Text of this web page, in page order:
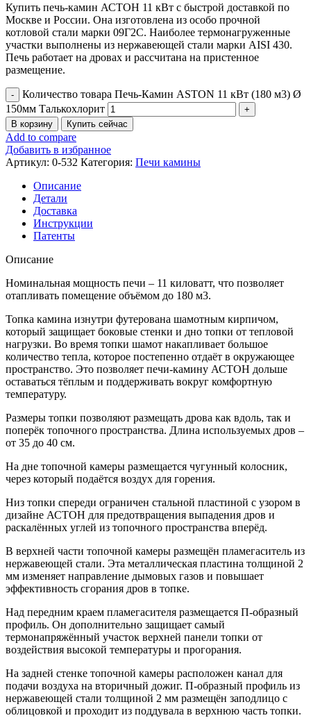
Купить печь-камин АСТОН 11 кВт с быстрой доставкой по
Москве и России. Она изготовлена из особо прочной
котловой стали марки 09Г2С. Наиболее термонагруженные
участки выполнены из нержавеющей стали марки AISI 430.
Печь работает на дровах и рассчитана на пристенное
размещение.
Количество товара Печь-Камин ASTON 11 кВт (180 м3) Ø
150мм Талькохлорит
В корзину Купить сейчас
Add to compare
Добавить в избранное
Артикул: 0-532 Категория: Печи камины
Описание
Детали
Доставка
Инструкции
Патенты
Описание
Номинальная мощность печи – 11 киловатт, что позволяет
отапливать помещение объёмом до 180 м3.
Топка камина изнутри футерована шамотным кирпичом,
который защищает боковые стенки и дно топки от тепловой
нагрузки. Во время топки шамот накапливает большое
количество тепла, которое постепенно отдаёт в окружающее
пространство. Это позволяет печи-камину АСТОН дольше
оставаться тёплым и поддерживать вокруг комфортную
температуру.
Размеры топки позволяют размещать дрова как вдоль, так и
поперёк топочного пространства. Длина используемых дров –
от 35 до 40 см.
На дне топочной камеры размещается чугунный колосник,
через который подаётся воздух для горения.
Низ топки спереди ограничен стальной пластиной с узором в
дизайне АСТОН для предотвращения выпадения дров и
раскалённых углей из топочного пространства вперёд.
В верхней части топочной камеры размещён пламегаситель из
нержавеющей стали. Эта металлическая пластина толщиной 2
мм изменяет направление дымовых газов и повышает
эффективность сгорания дров в топке.
Над передним краем пламегасителя размещается П-образный
профиль. Он дополнительно защищает самый
термонапряжённый участок верхней панели топки от
воздействия высокой температуры и прогорания.
На задней стенке топочной камеры расположен канал для
подачи воздуха на вторичный дожиг. П-образный профиль из
нержавеющей стали толщиной 2 мм размещён заподлицо с
облицовкой и проходит из поддувала в верхнюю часть топки.